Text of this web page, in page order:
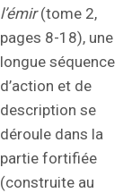
l’émir(tome 2,
pages 8-18), une
longue séquence
d’action et de
description se
déroule dans la
partie fortifiée
(construite au